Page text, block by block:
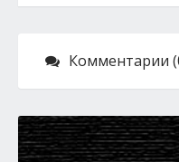
Комментарии